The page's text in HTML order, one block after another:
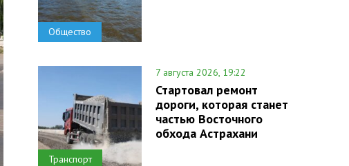
Общество
Транспорт
7 августа 2026, 19:22
Стартовал ремонт
дороги, которая станет
частью Восточного
обхода Астрахани